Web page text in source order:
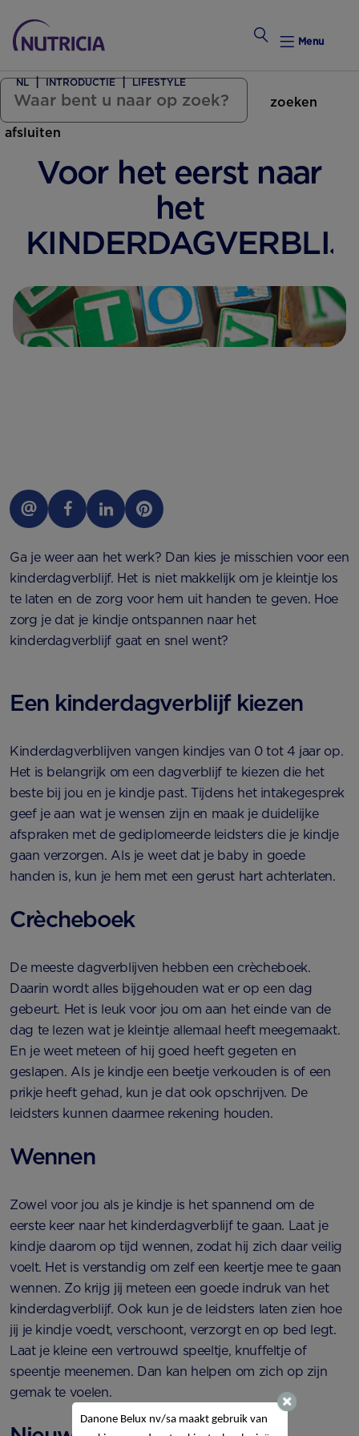
Zwanger Worden
Menu
zoeken
afsluiten
Voor het eerst naar
het
NL INTRODUCTIE LIFESTYLE
Ga je weer aan het werk? Dan kies je misschien voor een
kinderdagverblijf. Het is niet makkelijk om je kleintje los
te laten en de zorg voor hem uit handen te geven. Hoe
zorg je dat je kindje ontspannen naar het
kinderdagverblijf gaat en snel went?
Een kinderdagverblijf kiezen
Kinderdagverblijven vangen kindjes van 0 tot 4 jaar op.
Het is belangrijk om een dagverblijf te kiezen die het
beste bij jou en je kindje past. Tijdens het intakegesprek
geef je aan wat je wensen zijn en maak je duidelijke
afspraken met de gediplomeerde leidsters die je kindje
gaan verzorgen. Als je weet dat je baby in goede
handen is, kun je hem met een gerust hart achterlaten.
Crècheboek
De meeste dagverblijven hebben een crècheboek.
Daarin wordt alles bijgehouden wat er op een dag
gebeurt. Het is leuk voor jou om aan het einde van de
dag te lezen wat je kleintje allemaal heeft meegemaakt.
En je weet meteen of hij goed heeft gegeten en
geslapen. Als je kindje een beetje verkouden is of een
prikje heeft gehad, kun je dat ook opschrijven. De
leidsters kunnen daarmee rekening houden.
Wennen
Zowel voor jou als je kindje is het spannend om de
eerste keer naar het kinderdagverblijf te gaan. Laat je
kindje daarom op tijd wennen, zodat hij zich daar veilig
voelt. Het is verstandig om zelf een keertje mee te gaan
wennen. Zo krijg jij meteen een goede indruk van het
kinderdagverblijf. Ook kun je de leidsters laten zien hoe
jij je kindje voedt, verschoont, verzorgt en op bed legt.
Laat je kleine een vertrouwd speeltje, knuffeltje of
speentje meenemen. Dan kan helpen om zich op zijn
gemak te voelen.
Danone Belux nv/sa maakt gebruik van